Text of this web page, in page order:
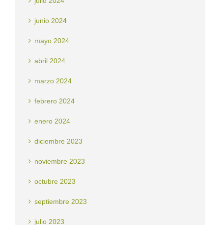
junio 2024
mayo 2024
abril 2024
marzo 2024
febrero 2024
enero 2024
diciembre 2023
noviembre 2023
octubre 2023
septiembre 2023
julio 2023